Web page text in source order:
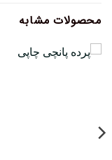
محصولات مشابه